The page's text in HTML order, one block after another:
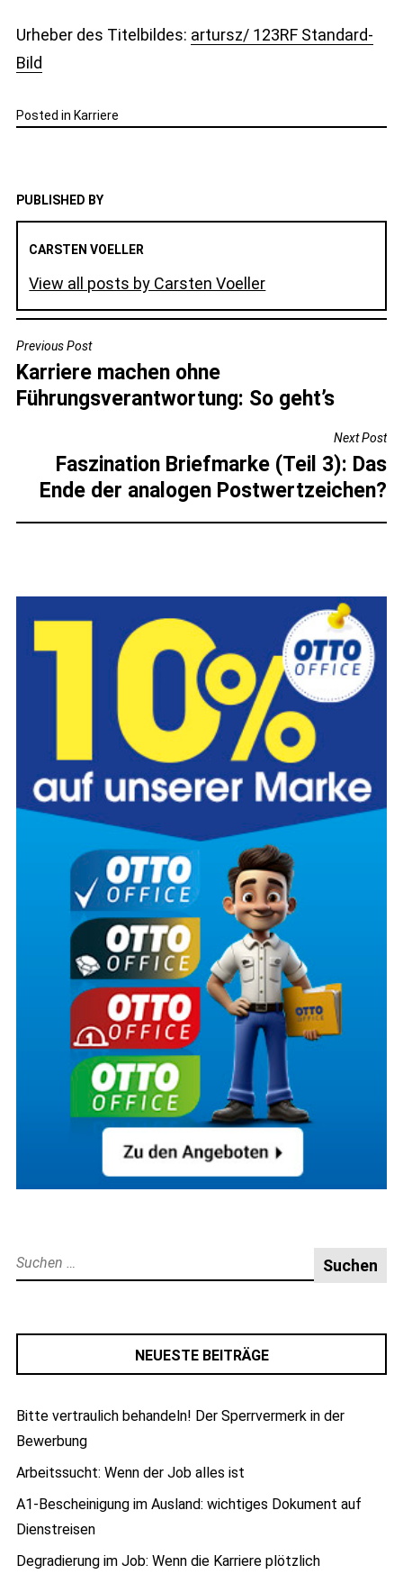
Urheber des Titelbildes: artursz/ 123RF Standard-
Bild
Posted in Karriere
PUBLISHED BY
CARSTEN VOELLER
View all posts by Carsten Voeller
BEITRAGSNAVIGATION
Previous Post
Karriere machen ohne
Führungsverantwortung: So geht’s
Next Post
Faszination Briefmarke (Teil 3): Das
Ende der analogen Postwertzeichen?
Suche
nach:
NEUESTE BEITRÄGE
Bitte vertraulich behandeln! Der Sperrvermerk in der
Bewerbung
Arbeitssucht: Wenn der Job alles ist
A1-Bescheinigung im Ausland: wichtiges Dokument auf
Dienstreisen
Degradierung im Job: Wenn die Karriere plötzlich